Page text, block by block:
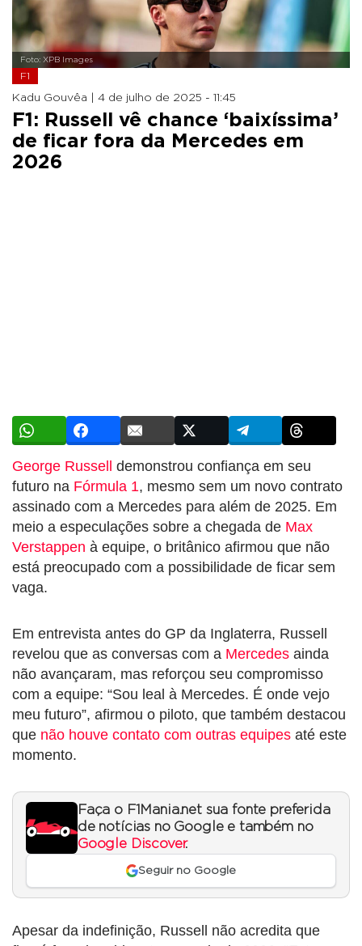
Foto: XPB Images
F1
Kadu Gouvêa | 4 de julho de 2025 - 11:45
F1: Russell vê chance ‘baixíssima’
de ficar fora da Mercedes em
2026
George Russell demonstrou confiança em seu
futuro na Fórmula 1, mesmo sem um novo contrato
assinado com a Mercedes para além de 2025. Em
meio a especulações sobre a chegada de Max
Verstappen à equipe, o britânico afirmou que não
está preocupado com a possibilidade de ficar sem
vaga.
Em entrevista antes do GP da Inglaterra, Russell
revelou que as conversas com a Mercedes ainda
não avançaram, mas reforçou seu compromisso
com a equipe: “Sou leal à Mercedes. É onde vejo
meu futuro”, afirmou o piloto, que também destacou
que não houve contato com outras equipes até este
momento.
Faça o F1Mania.net sua fonte preferida
de notícias no Google e também no
Google Discover.
Seguir no Google
Apesar da indefinição, Russell não acredita que